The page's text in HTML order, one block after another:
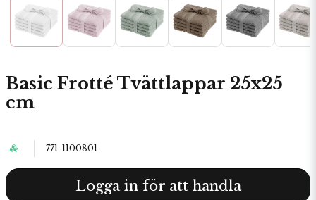
Basic Frotté Tvättlappar 25x25
cm
771-1100801
Logga in för att handla